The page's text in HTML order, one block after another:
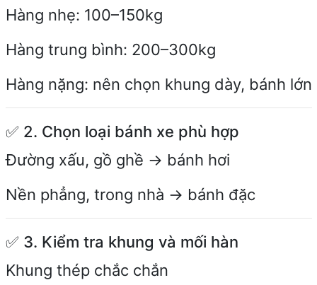
Hàng nhẹ: 100–150kg
Hàng trung bình: 200–300kg
Hàng nặng: nên chọn khung dày, bánh lớn
✅ 2. Chọn loại bánh xe phù hợp
Đường xấu, gồ ghề → bánh hơi
Nền phẳng, trong nhà → bánh đặc
✅ 3. Kiểm tra khung và mối hàn
Khung thép chắc chắn